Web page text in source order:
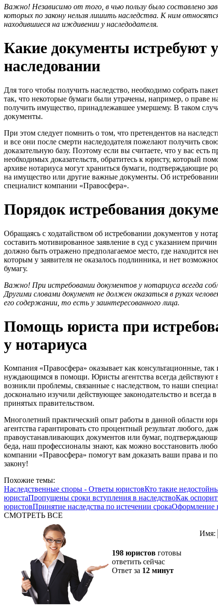
Важно! Независимо от того, в чью пользу было составлено
которых по закону нельзя лишить наследства. К ним
находившиеся на иждивении у наследодателя.
Какие документы истребуют
наследовании
Для того чтобы получить наследство, необходимо собрать
так, что некоторые бумаги были утрачены, например, о праве
получить имущество, принадлежавшее умершему. В таком
документы.
При этом следует помнить о том, что претендентов на
и все они после смерти наследодателя пожелают получить
доказательную базу. Поэтому если вы считаете, что у вас есть
необходимых доказательств, обратитесь к юристу, который
архиве нотариуса могут храниться бумаги, подтверждающие
на имущество или другие важные документы. Об истребовании
специалист компании «Правосфера».
Порядок истребования
Обращаясь с ходатайством об истребовании документов у
составить мотивированное заявление в суд с указанием
должно быть отражено предполагаемое место, где находится
которым у заявителя не оказалось подлинника, и нет
бумагу.
Важно! При истребовании документов у нотариуса всегда
Другими словами документ не должен оказаться в руках
его содержании, то есть у заинтересованного лица.
Помощь юриста при
у нотариуса
Компания «Правосфера» оказывает как консультационные,
нуждающимся в помощи. Юристы агентства всегда действуют
возникли проблемы, связанные с наследством, то наши
досконально изучили действующее законодательство и всегда
принятых правительством.
Многолетний практический опыт работы в данной области
агентства гарантировать сто процентный результат любого,
правоустанавливающих документов или бумаг,
беда, наш профессионалы знают, как можно восстановить
компании «Правосфера» помогут вам доказать ваши права и
закону!
Похожие темы:
Наследственные споры - Ответы юристовКто такие
юристаПропущены сроки вступления в наследствоКак
юристовПринятие наследства по истечении срокаОформление
СМОТРЕТЬ ВСЕ
198 юристов готовы
ответить сейчас
Ответ за 12 минут
Имя: